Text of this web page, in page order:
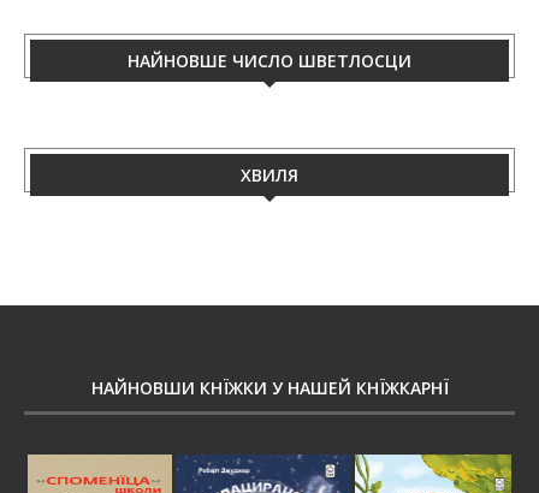
НАЙНОВШЕ ЧИСЛО ШВЕТЛОСЦИ
ХВИЛЯ
НАЙНОВШИ КНЇЖКИ У НАШЕЙ КНЇЖКАРНЇ